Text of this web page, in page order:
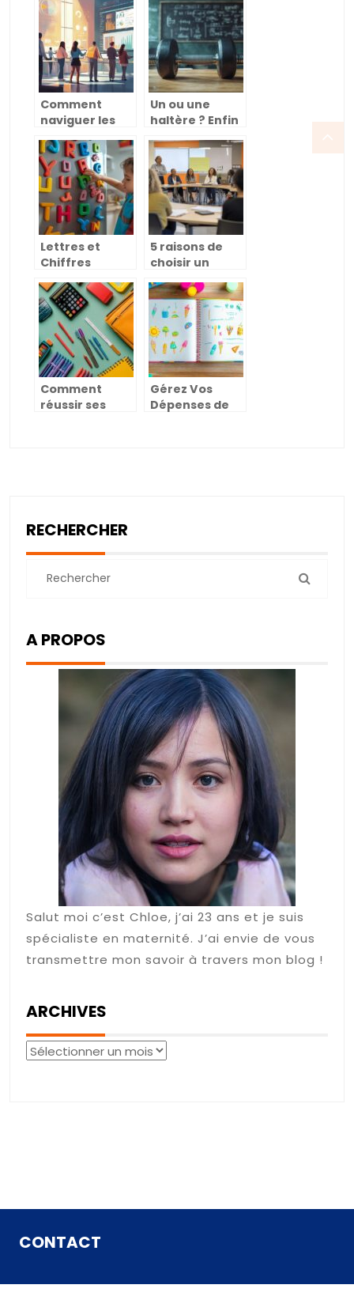
transformer
votre
entreprise et
améliorer le
bien-être des
employés
Toulouse :
guide des
meilleurs
quartiers et
options
Comment
naviguer les
marché du
travail pour
booster votre
carrière
Un ou une
haltère ? Enfin
claire pour vos
séances de
musculation à
domicile !
Lettres et
Chiffres
10 idées déco
pour
personnaliser
votre intérieur
5 raisons de
choisir un
accompagner
votre
reconversion
professionnelle
Comment
réussir ses
Gérez Vos
Dépenses de
RECHERCHER
A PROPOS
Salut moi c’est Chloe, j’ai 23 ans et je suis
spécialiste en maternité. J’ai envie de vous
transmettre mon savoir à travers mon blog !
ARCHIVES
Archives
CONTACT
Contact